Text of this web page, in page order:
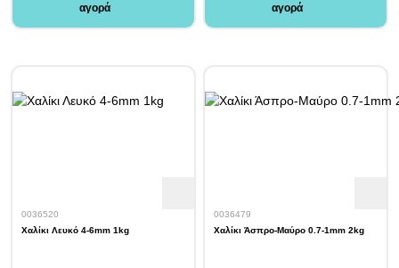
αγορά αγορά
0036520
Χαλίκι Λευκό 4-6mm 1kg
0036479
Χαλίκι Άσπρο-Μαύρο 0.7-1mm 2kg